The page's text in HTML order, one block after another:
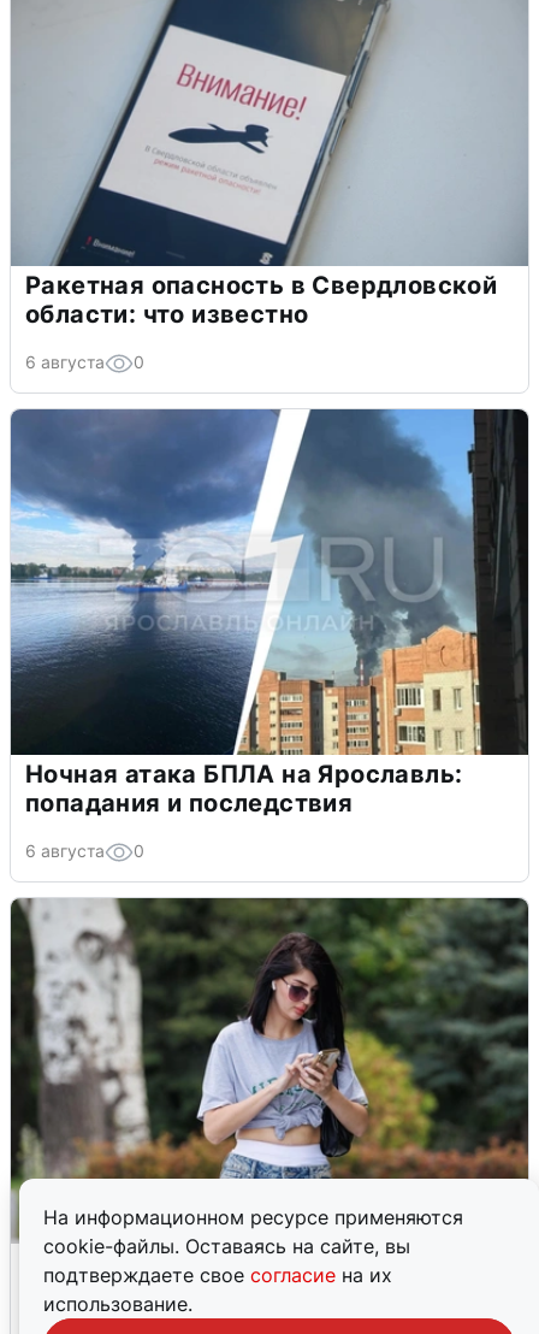
На информационном ресурсе применяются
cookie-файлы. Оставаясь на сайте, вы
подтверждаете свое согласие на их
использование.
Ракетная опасность в Свердловской
области: что известно
6 августа 0
Ночная атака БПЛА на Ярославль:
попадания и последствия
6 августа 0
Волгоградцы остались без
мобильного интернета